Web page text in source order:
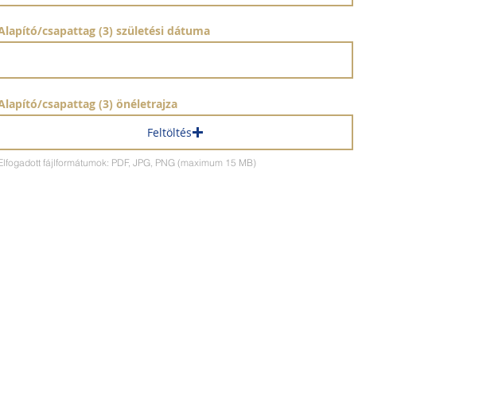
csapattag (3) születési dátuma
csapattag (3) önéletrajza
Feltöltés
fájlformátumok: PDF, JPG, PNG (maximum 15 MB)